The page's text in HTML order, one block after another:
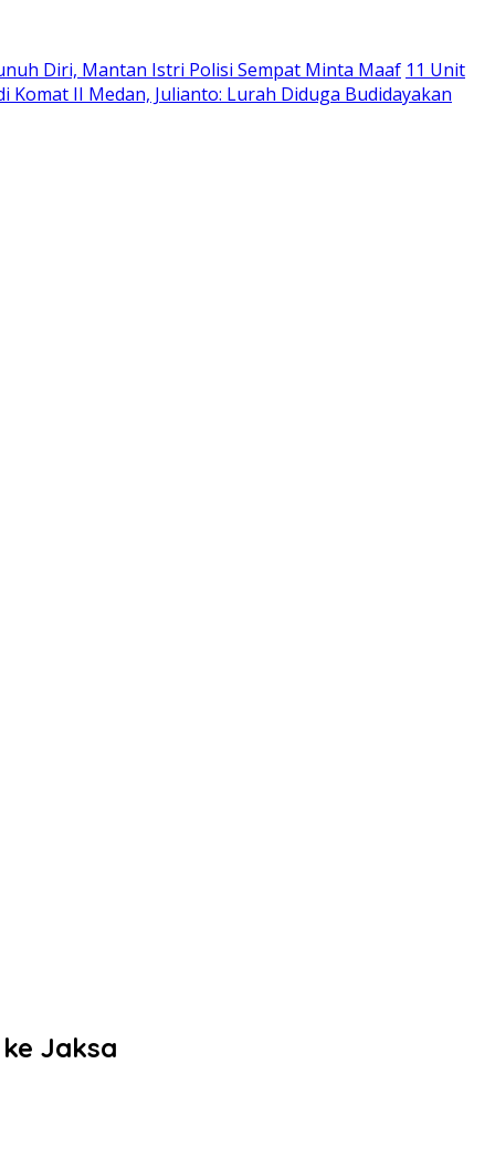
Diri, Mantan Istri Polisi Sempat Minta Maaf 11 Unit
Komat II Medan, Julianto: Lurah Diduga Budidayakan
Jaksa